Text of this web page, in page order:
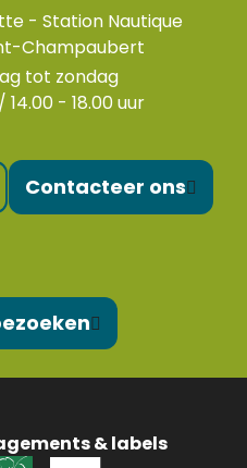
- Station Nautique
Champaubert
tot zondag
14.00 - 18.00 uur
Contacteer ons
& labels